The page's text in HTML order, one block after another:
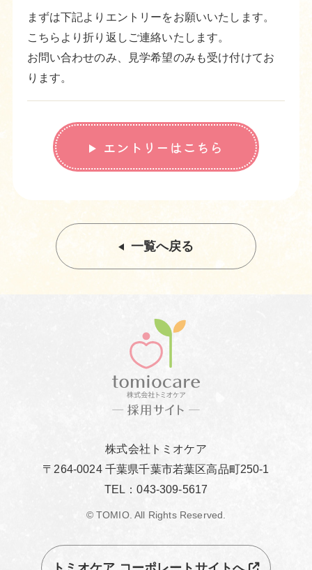
まずは下記よりエントリーをお願いいたします。
こちらより折り返しご連絡いたします。
お問い合わせのみ、見学希望のみも受け付けてお
ります。
エントリーはこちら
一覧へ戻る
株式会社トミオケア
〒264-0024 千葉県千葉市若葉区高品町250-1
TEL：043-309-5617
© TOMIO. All Rights Reserved.